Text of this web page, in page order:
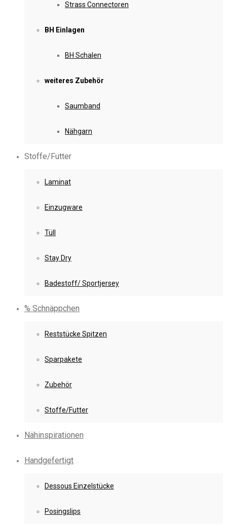
Strass Connectoren
BH Einlagen
BH Schalen
weiteres Zubehör
Saumband
Nähgarn
Stoffe/Futter
Laminat
Einzugware
Tüll
Stay Dry
Badestoff/ Sportjersey
% Schnäppchen
Reststücke Spitzen
Sparpakete
Zubehör
Stoffe/Futter
Nähinspirationen
Handgefertigt
Dessous Einzelstücke
Posingslips